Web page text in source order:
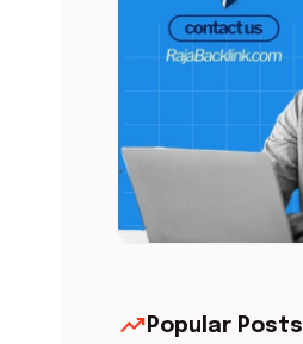
trending_up Popular Posts